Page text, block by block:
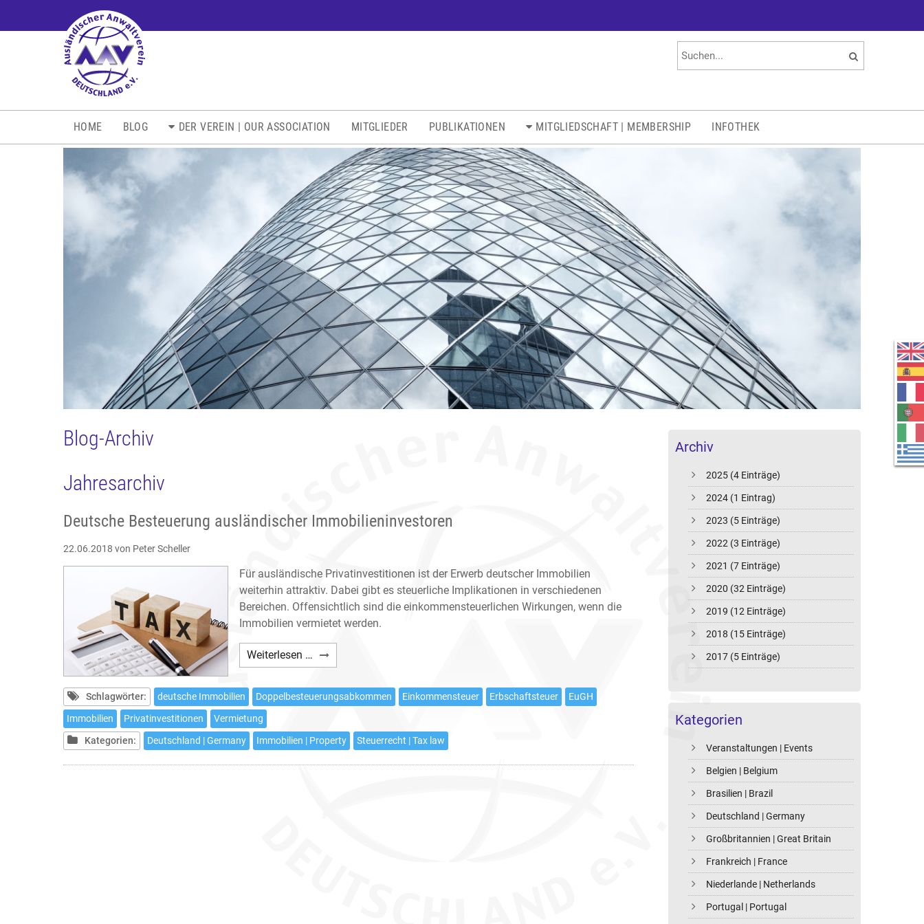
HOME BLOG DER VEREIN | OUR ASSOCIATION MITGLIEDER PUBLIKATIONEN MITGLIEDSCHAFT | MEMBERSHIP INFOTHEK
Archiv
2025 (4 Einträge)
2024 (1 Eintrag)
2023 (5 Einträge)
2022 (3 Einträge)
2021 (7 Einträge)
2020 (32 Einträge)
2019 (12 Einträge)
2018 (15 Einträge)
2017 (5 Einträge)
Kategorien
Veranstaltungen | Events
Belgien | Belgium
Brasilien | Brazil
Deutschland | Germany
Großbritannien | Great Britain
Frankreich | France
Niederlande | Netherlands
Portugal | Portugal
Blog-Archiv
Jahresarchiv
Deutsche Besteuerung ausländischer Immobilieninvestoren
22.06.2018 von Peter Scheller
Für ausländische Privatinvestitionen ist der Erwerb deutscher Immobilien
weiterhin attraktiv. Dabei gibt es steuerliche Implikationen in verschiedenen
Bereichen. Offensichtlich sind die einkommensteuerlichen Wirkungen, wenn die
Immobilien vermietet werden.
Weiterlesen … Deutsche
Besteuerung
ausländischer
Immobilieninvestoren
Schlagwörter: deutsche Immobilien Doppelbesteuerungsabkommen Einkommensteuer Erbschaftsteuer
EuGH
Immobilien
Privatinvestitionen
Vermietung
Kategorien:
Deutschland | Germany Immobilien | Property Steuerrecht | Tax law